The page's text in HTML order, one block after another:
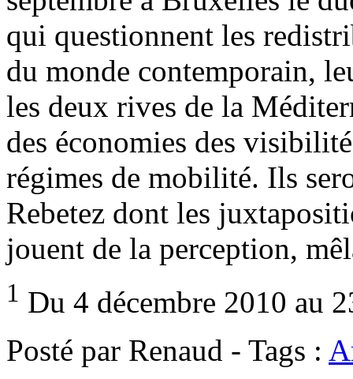
qui questionnent les
du monde contemporain,
les deux rives de la
des économies des
régimes de mobilité. Ils
Rebetez dont les
jouent de la perception,
1 Du 4 décembre 2010 au
Posté par Renaud - Tags :